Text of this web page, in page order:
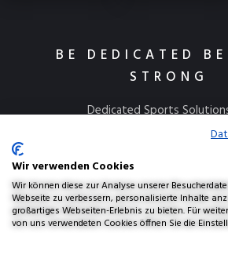
BE DEDICATED
STRONG
Dedicated Sports
Kulmbacher Straße 115
95445 Bayreuth
Wir verwenden Cookies
Wir können diese zur Analyse unserer
Webseite zu verbessern, personalisierte Inhalte
großartiges Webseiten-Erlebnis zu bieten. Für
von uns verwendeten Cookies öffnen Sie die